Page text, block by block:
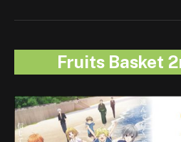
Fruits Basket